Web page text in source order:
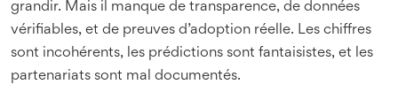
grandir. Mais il manque de transparence, de données
vérifiables, et de preuves d’adoption réelle. Les chiffres
sont incohérents, les prédictions sont fantaisistes, et les
partenariats sont mal documentés.